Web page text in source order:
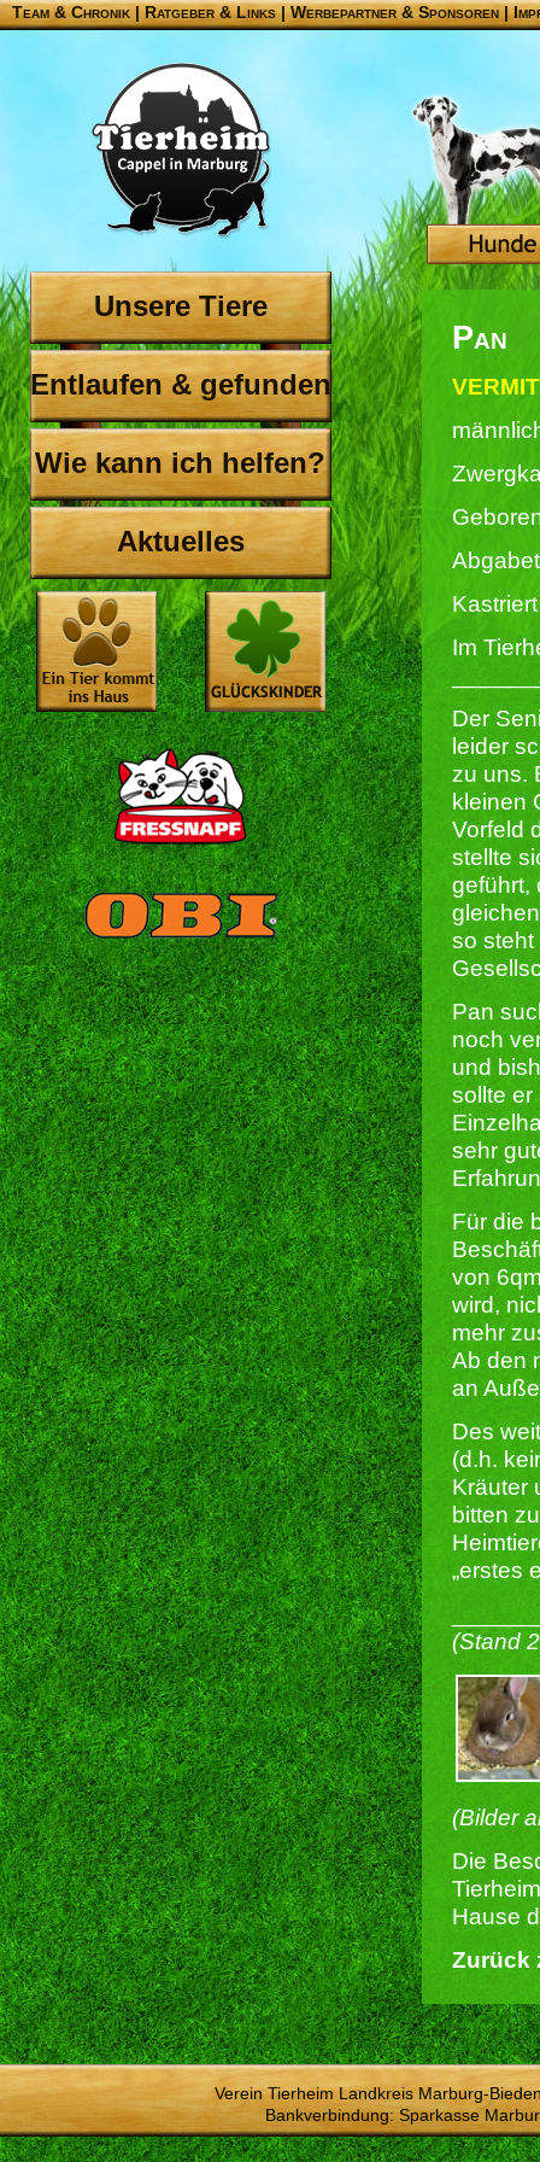
Team & Chronik |Ratgeber & Links|Werbepartner & Sponsoren|
Unsere Tiere
Entlaufen & gefunden
Wie kann ich helfen?
Aktuelles
Pan
Im
Der
leider
zu uns.
kleinen
Vorfeld
stellte
geführt,
so steht
Pan
noch
und
sollte er
sehr
Für die
von
wird,
mehr
Ab den
an
Des
(d.h.
Kräuter
bitten
„erstes
(Stand
(Bilder
Die
Hause
Zurück
Verein Tierheim Landkreis Marburg-
Bankverbindung: Sparkasse